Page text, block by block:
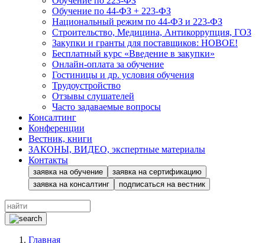
Обучение по 44-ФЗ + 223-ФЗ
Национальный режим по 44-ФЗ и 223-ФЗ
Строительство, Медицина, Антикоррупция, ГОЗ
Закупки и гранты для поставщиков: НОВОЕ!
Бесплатный курс «Введение в закупки»
Онлайн-оплата за обучение
Гостиницы и др. условия обучения
Трудоустройство
Отзывы слушателей
Часто задаваемые вопросы
Консалтинг
Конференции
Вестник, книги
ЗАКОНЫ, ВИДЕО, экспертные материалы
Контакты
заявка на обучение
заявка на сертификацию
заявка на консалтинг
подписаться на вестник
Главная